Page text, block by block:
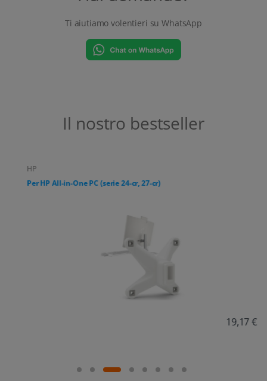
Ti aiutiamo volentieri su WhatsApp
Il nostro bestseller
HP
Per HP All-in-One PC (serie 24-cr, 27-cr)
19,17 €